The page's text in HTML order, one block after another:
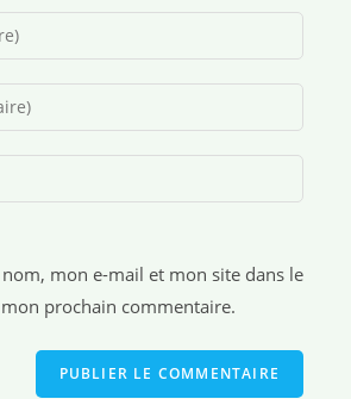
mon e-mail et mon site dans le
prochain commentaire.